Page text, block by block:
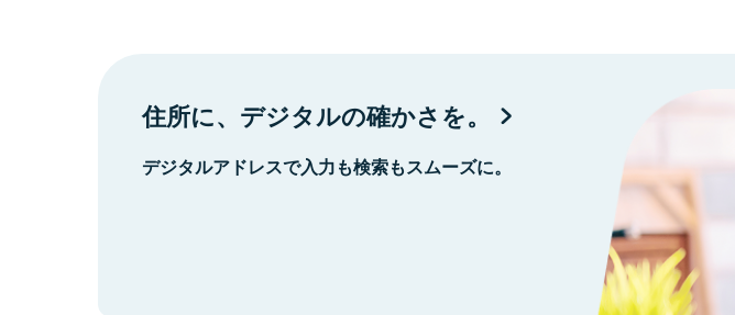
住所に、デジタルの確かさを。
デジタルアドレスで入力も検索もスムーズに。